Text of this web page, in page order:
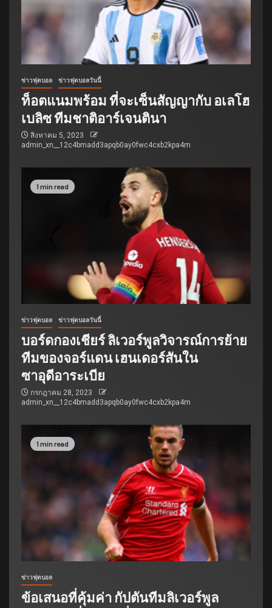
ข่าวฟุตบอล ข่าวฟุตบอลวันนี้
ท็อตแนมพร้อม ที่จะเซ็นสัญญากับ อเลโฮ
เบลิซ ทีมชาติอาร์เจนตินา
สิงหาคม 5, 2023
admin_xn__12c4bmadd3apqb0ay0fwc4cxb2kpa4m
1 min read
ข่าวฟุตบอล ข่าวฟุตบอลวันนี้
บอร์ดกองเชียร์ ลิเวอร์พูลวิจารณ์การย้าย
ทีมของจอร์แดน เฮนเดอร์สันใน
ซาอุดีอาระเบีย
กรกฎาคม 28, 2023
admin_xn__12c4bmadd3apqb0ay0fwc4cxb2kpa4m
1 min read
ข่าวฟุตบอล
ข้อเสนอที่คุ้มค่า กัปตันทีมลิเวอร์พูล